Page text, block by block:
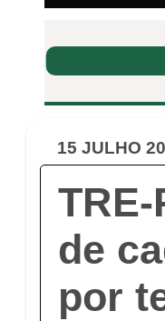
15 JULHO
de
por